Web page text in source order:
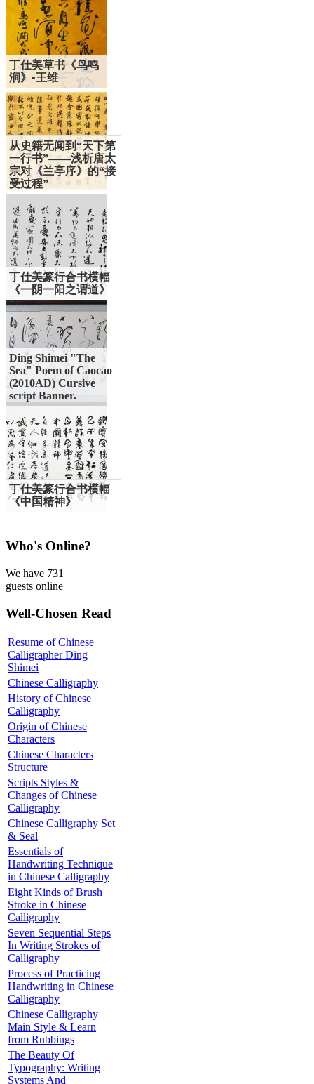
丁仕美草书《鸟鸣
涧》•王维
从史籍无闻到“天下第
一行书”——浅析唐太
宗对《兰亭序》的“接
受过程”
丁仕美篆行合书横幅
《一阴一阳之谓道》
Ding Shimei "The
Sea" Poem of Caocao
(2010AD) Cursive
script Banner.
丁仕美篆行合书横幅
《中国精神》
Who's Online?
We have 731
guests online
Well-Chosen Read
Resume of Chinese
Calligrapher Ding
Shimei
Chinese Calligraphy
History of Chinese
Calligraphy
Origin of Chinese
Characters
Chinese Characters
Structure
Scripts Styles &
Changes of Chinese
Calligraphy
Chinese Calligraphy Set
& Seal
Essentials of
Handwriting Technique
in Chinese Calligraphy
Eight Kinds of Brush
Stroke in Chinese
Calligraphy
Seven Sequential Steps
In Writing Strokes of
Calligraphy
Process of Practicing
Handwriting in Chinese
Calligraphy
Chinese Calligraphy
Main Style & Learn
from Rubbings
The Beauty Of
Typography: Writing
Systems And